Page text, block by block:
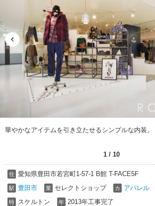
華やかなアイテムを引き立たせるシンプルな内装。
1/ 10
住 愛知県豊田市若宮町1-57-1 B館 T-FACE5F
駅 豊田市 業 セレクトショップ カ アパレル
特 スケルトン 年 2013年工事完了